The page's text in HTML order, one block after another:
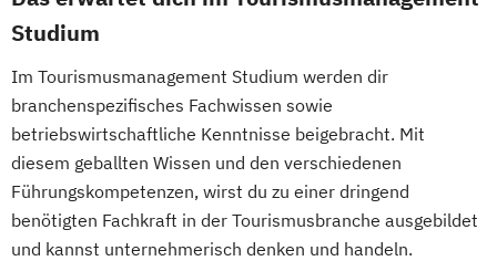
Film & Motion Design (EN)
Film und Fernsehen Film
Television and Digital Narratives (EN)
Fotografie (EN)
Gesundheitsmanagement und
Sozialmanagement
Studium
Im Tourismusmanagement Studium werden dir
branchenspezifisches Fachwissen sowie
betriebswirtschaftliche Kenntnisse beigebracht. Mit
diesem geballten Wissen und den verschiedenen
Führungskompetenzen, wirst du zu einer dringend
benötigten Fachkraft in der Tourismusbranche ausgebildet
und kannst unternehmerisch denken und handeln.